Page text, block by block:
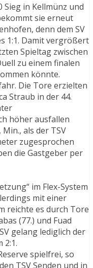
Sieg in Kellmünz und
sie erneut
denn dem SV
1:1. Damit vergrößert
Spieltag zwischen
zu einem finalen
könnte.
Die Tore erzielten
Straub in der 44.
höher ausfallen
als der TSV
zugesprochen
die Gastgeber per
im Flex-System
mit einer
reichte es durch Tore
(77.) und Fuad
gelang lediglich der
2:1.
spielfrei, so
TSV Senden und in